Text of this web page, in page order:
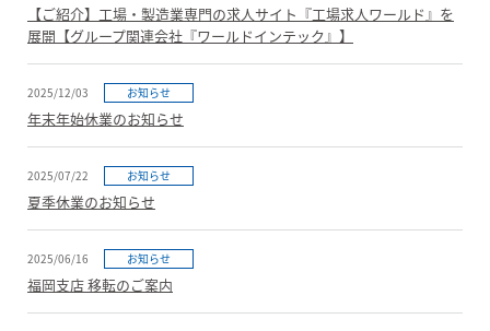
【ご紹介】工場・製造業専門の求人サイト『工場求人ワールド』を
展開【グループ関連会社『ワールドインテック』】
2025/12/03 お知らせ
年末年始休業のお知らせ
2025/07/22 お知らせ
夏季休業のお知らせ
2025/06/16 お知らせ
福岡支店 移転のご案内